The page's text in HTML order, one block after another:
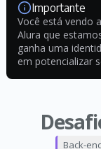
Importante
Você está vendo
Alura que
ganha uma
em potencializar
Back-